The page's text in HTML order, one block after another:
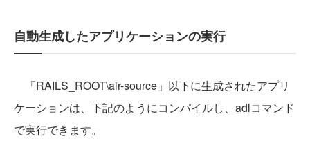
自動生成したアプリケーションの実行
「RAILS_ROOT\air-source」以下に生成されたアプリ
ケーションは、下記のようにコンパイルし、adlコマンド
で実行できます。